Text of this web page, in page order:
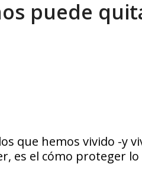
en El Rodeo I por la libertad
puede
que hemos vivido -y
es el cómo proteger